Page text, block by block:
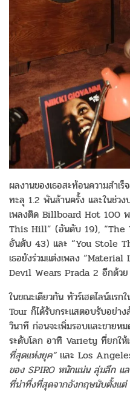
ผลงานของเธอสะท้อนความสำเ
ทะลุ 1.2 พันล้านครั้ง และในช่ว
เพลงติด Billboard Hot 100
This Hill” (อันดับ 19), “The
อันดับ 43) และ “You Stole
เธอยังร่วมแต่งเพลง
Devil Wears Prada 2 อีกด้วย
ในขณะเดียวกัน ทัวร์เฮดไลน์แร
Tour ก็ได้รับกระแสตอบรับอย่า
วินาที ก่อนจะเพิ่มรอบและขายห
ระดับโลก อาทิ Variety ที่ยกให้
ที่สุดแห่งยุค”และ Los
ของ SPIRO หนักแน่น ลุ่มลึก แล
ที่น่าทึ่งที่สุดจากอังกฤษนับตั้งแต่